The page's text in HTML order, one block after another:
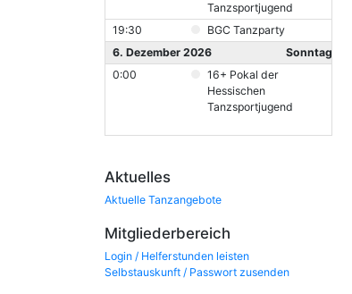
Tanzsportjugend
19:30
BGC Tanzparty
6. Dezember 2026
Sonntag
0:00
16+ Pokal der
Hessischen
Tanzsportjugend
Aktuelles
Aktuelle Tanzangebote
Mitgliederbereich
Login / Helferstunden leisten
Selbstauskunft / Passwort zusenden